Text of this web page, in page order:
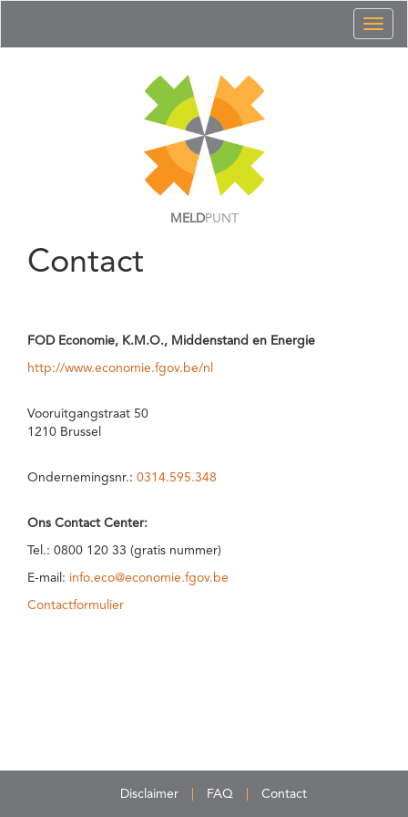
MELDPUNT
Contact
FOD Economie, K.M.O., Middenstand en Energie
http://www.economie.fgov.be/nl
Vooruitgangstraat 50
1210 Brussel
Ondernemingsnr.: 0314.595.348
Ons Contact Center:
Tel.: 0800 120 33 (gratis nummer)
E-mail: info.eco@economie.fgov.be
Contactformulier
Disclaimer FAQ Contact